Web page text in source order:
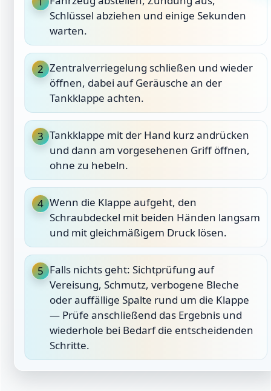
Schlüssel abziehen und einige Sekunden
warten.
2 Zentralverriegelung schließen und wieder
öffnen, dabei auf Geräusche an der
Tankklappe achten.
3 Tankklappe mit der Hand kurz andrücken
und dann am vorgesehenen Griff öffnen,
ohne zu hebeln.
4 Wenn die Klappe aufgeht, den
Schraubdeckel mit beiden Händen langsam
und mit gleichmäßigem Druck lösen.
5 Falls nichts geht: Sichtprüfung auf
Vereisung, Schmutz, verbogene Bleche
oder auffällige Spalte rund um die Klappe
— Prüfe anschließend das Ergebnis und
wiederhole bei Bedarf die entscheidenden
Schritte.